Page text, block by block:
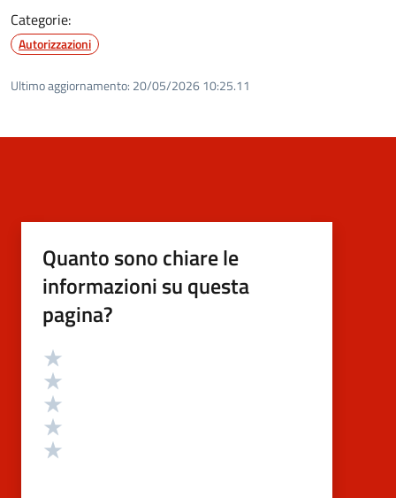
Categorie:
Autorizzazioni
Ultimo aggiornamento: 20/05/2026 10:25.11
Quanto sono chiare le
informazioni su questa
pagina?
Valutazione